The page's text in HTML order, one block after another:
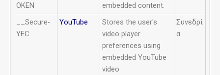
OKEN
embedded content.
__Secure-
YEC
YouTube
Stores the user's
video player
preferences using
embedded YouTube
video
Συνεδρί
α